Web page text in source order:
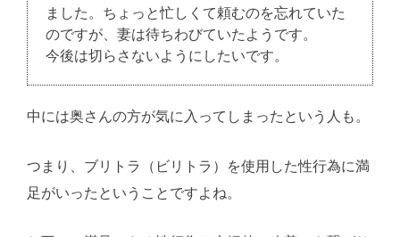
ました。ちょっと忙しくて頼むのを忘れていた
のですが、妻は待ちわびていたようです。
今後は切らさないようにしたいです。
中には奥さんの方が気に入ってしまったという人も。
つまり、ブリトラ（ビリトラ）を使用した性行為に満
足がいったということですよね。